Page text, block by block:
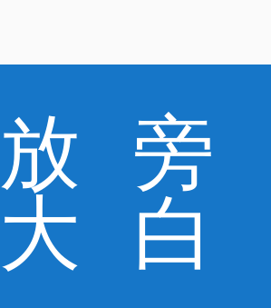
放
大
旁
白